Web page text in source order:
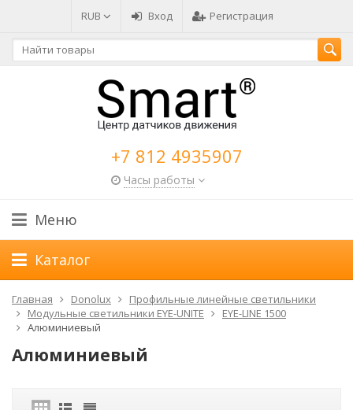
RUB Вход Регистрация
+7 812 4935907
Часы работы
Меню
Каталог
Главная Donolux
Профильные линейные светильники
Модульные светильники EYE-UNITE
EYE-LINE 1500
Алюминиевый
Алюминиевый